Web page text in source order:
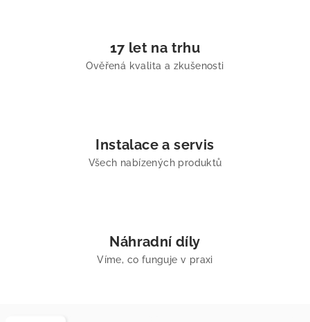
17 let na trhu
Ověřená kvalita a zkušenosti
Instalace a servis
Všech nabízených produktů
Náhradní díly
Víme, co funguje v praxi